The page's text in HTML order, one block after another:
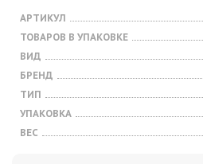
АРТИКУЛ
ТОВАРОВ В УПАКОВКЕ
ВИД
БРЕНД
ТИП
УПАКОВКА
ВЕС